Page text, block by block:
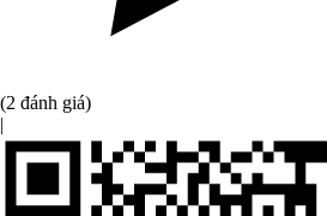
(2 đánh giá)
|